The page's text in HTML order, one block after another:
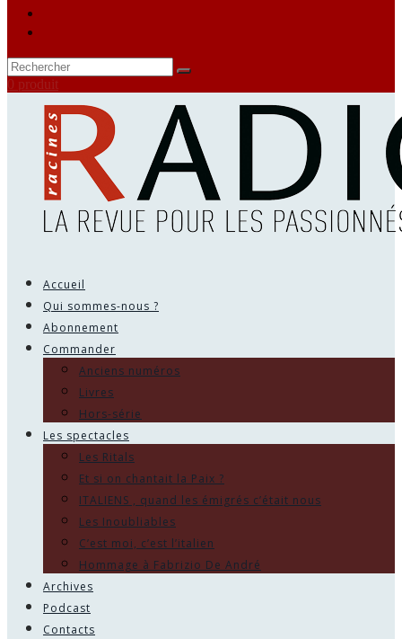
0 produit
Accueil
Qui sommes-nous ?
Abonnement
Commander
Anciens numéros
Livres
Hors-série
Les spectacles
Les Ritals
Et si on chantait la Paix ?
ITALIENS , quand les émigrés c’était nous
Les Inoubliables
C’est moi, c’est l’italien
Hommage à Fabrizio De André
Archives
Podcast
Contacts